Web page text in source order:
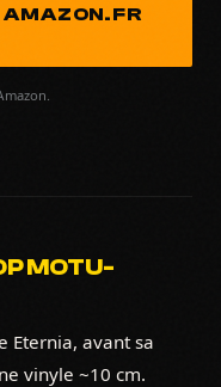
AMAZON.FR
MOTU-
Eternia, avant sa
vinyle ~10 cm.